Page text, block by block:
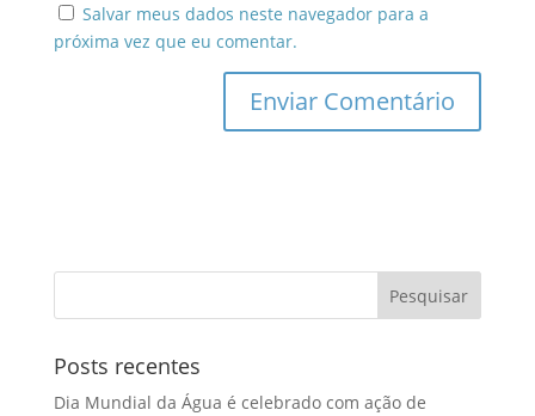
Salvar meus dados neste navegador para a
próxima vez que eu comentar.
Posts recentes
Dia Mundial da Água é celebrado com ação de